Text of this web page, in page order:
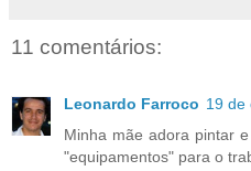
11 comentários:
Leonardo Farroco 19 de
Minha mãe adora pintar
"equipamentos" para o